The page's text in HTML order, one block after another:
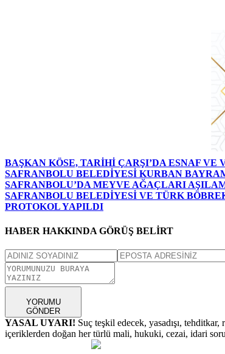
BAŞKAN KÖSE, TARİHİ ÇARŞI’DA ESNAF VE
SAFRANBOLU BELEDİYESİ KURBAN
SAFRANBOLU’DA MEYVE AĞAÇLARI
SAFRANBOLU BELEDİYESİ VE TÜRK
PROTOKOL YAPILDI
HABER HAKKINDA GÖRÜŞ BELİRT
YORUMU
GÖNDER
YASAL UYARI! Suç teşkil edecek, yasadışı,
içeriklerden doğan her türlü mali, hukuki, cezai, idari